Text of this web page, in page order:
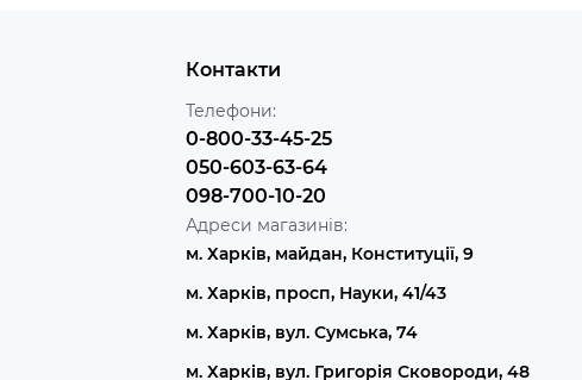
Контакти
Телефони:
0-800-33-45-25
050-603-63-64
098-700-10-20
Адреси магазинів:
м. Харків, майдан, Конституції, 9
м. Харків, просп, Науки, 41/43
м. Харків, вул. Сумська, 74
м. Харків, вул. Григорія Сковороди, 48